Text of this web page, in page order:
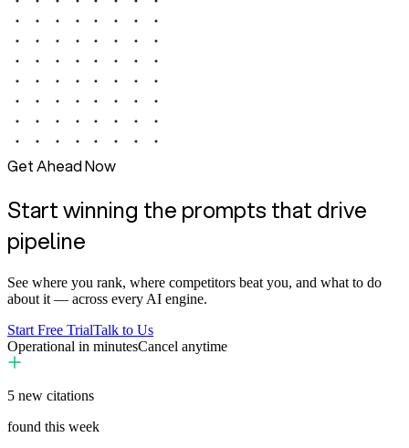
Get Ahead Now
Start winning the prompts that drive
pipeline
See where you rank, where competitors beat you, and what to do
about it — across every AI engine.
Start Free TrialTalk to Us
Operational in minutesCancel anytime
5 new citations
found this week